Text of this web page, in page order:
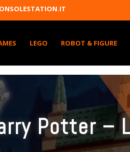
LEGO ROBOT & FIGURE
Potter –